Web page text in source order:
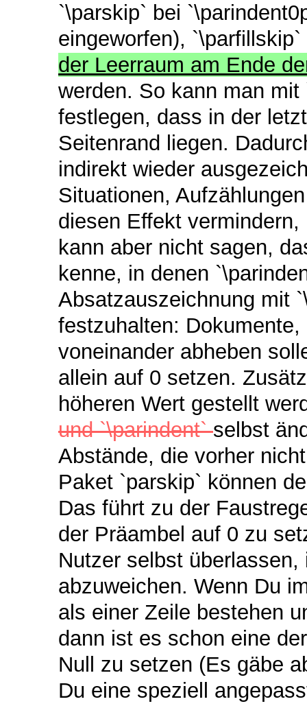
`\parskip` bei
eingeworfen),
der Leerraum am Ende
werden. So kann man
festlegen, dass in der
Seitenrand liegen.
indirekt wieder
Situationen,
diesen Effekt
kann aber nicht sagen,
kenne, in denen
Absatzauszeichnung mit
festzuhalten:
voneinander abheben
allein auf 0 setzen.
höheren Wert gestellt
und `\parindent`selbst
Abstände, die vorher
Paket `parskip` können
Das führt zu der
der Präambel auf 0 zu
Nutzer selbst
abzuweichen. Wenn Du
als einer Zeile bestehen
dann ist es schon eine
Null zu setzen (Es gäbe
Du eine speziell